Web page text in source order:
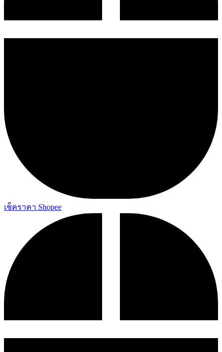
เช็คราคา Shopee